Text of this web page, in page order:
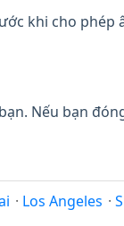
khi cho phép
Nếu bạn
· Los Angeles ·